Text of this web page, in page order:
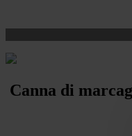
Canna di